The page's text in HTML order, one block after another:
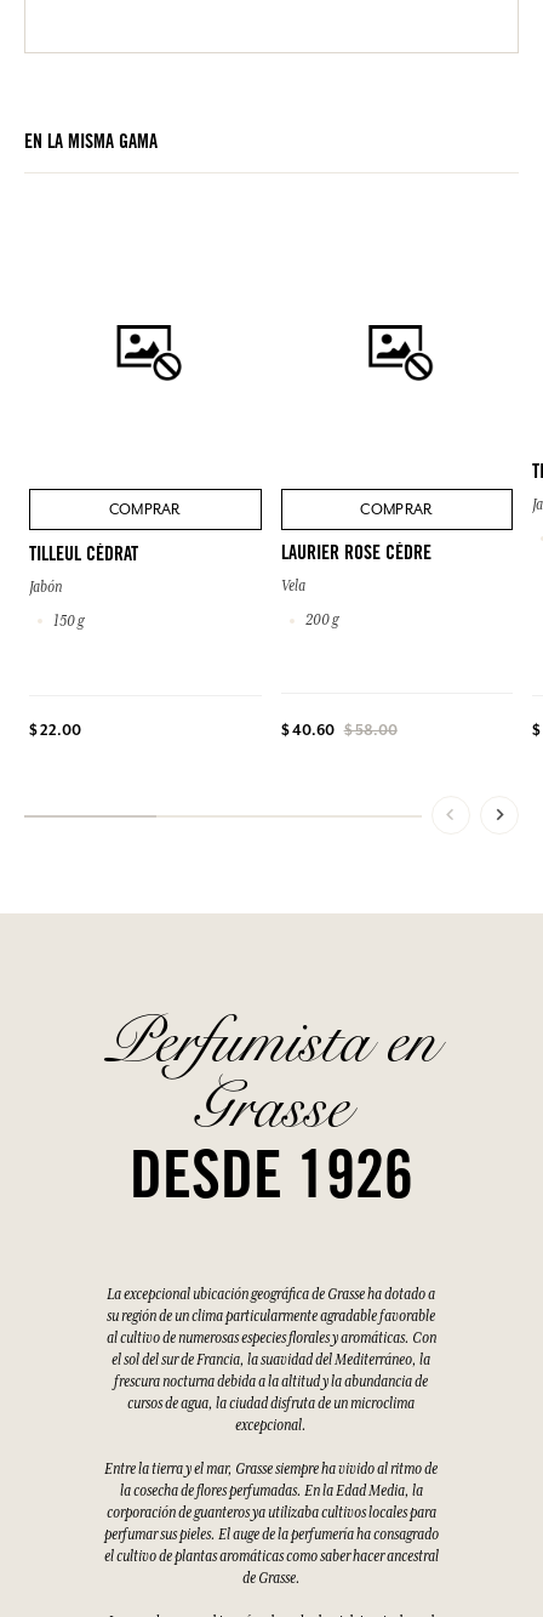
EN LA MISMA GAMA
COMPRAR
TILLEUL CÉDRAT
Jabón
150 g
$ 22.00
COMPRAR
LAURIER ROSE CÈDRE
Vela
200 g
$ 40.60 $ 58.00
Perfumista en
Grasse
DESDE 1926
La excepcional ubicación geográfica de Grasse ha dotado a
su región de un clima particularmente agradable favorable
al cultivo de numerosas especies florales y aromáticas. Con
el sol del sur de Francia, la suavidad del Mediterráneo, la
frescura nocturna debida a la altitud y la abundancia de
cursos de agua, la ciudad disfruta de un microclima
excepcional.
Entre la tierra y el mar, Grasse siempre ha vivido al ritmo de
la cosecha de flores perfumadas. En la Edad Media, la
corporación de guanteros ya utilizaba cultivos locales para
perfumar sus pieles. El auge de la perfumería ha consagrado
el cultivo de plantas aromáticas como saber hacer ancestral
de Grasse.